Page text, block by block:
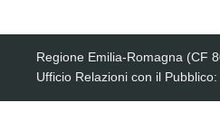
Regione Emilia-Romagna (CF
Ufficio Relazioni con il